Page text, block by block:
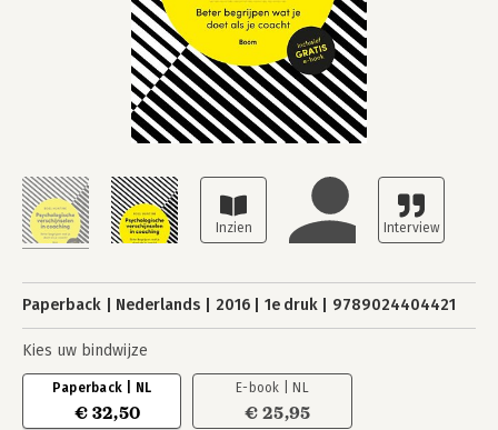
Paperback Nederlands 2016 1e druk 9789024404421
Kies uw bindwijze
Paperback | NL
€ 32,50
E-book | NL
€ 25,95